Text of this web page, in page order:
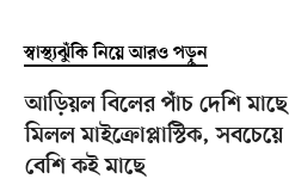
স্বাস্থ্যঝুঁকি নিয়ে আরও পড়ুন
আড়িয়ল বিলের পাঁচ দেশি মাছে
মিলল মাইক্রোপ্লাস্টিক, সবচেয়ে
বেশি কই মাছে